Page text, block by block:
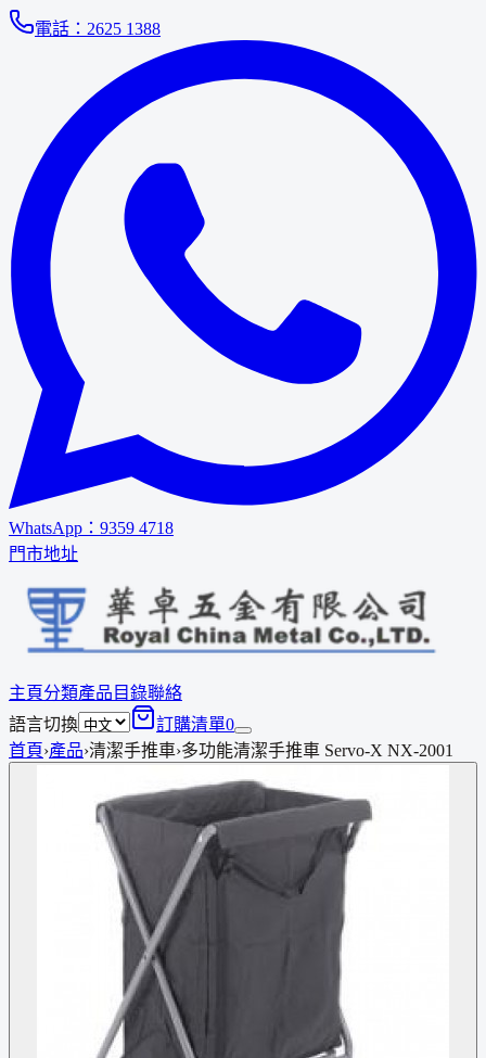
電話： 2625 1388
WhatsApp： 9359 4718
門市地址
主頁分類產品 目錄聯絡
語言切換
訂購清單0
首頁›產品›清潔手推車›多功能清潔手推車 Servo-X NX-2001